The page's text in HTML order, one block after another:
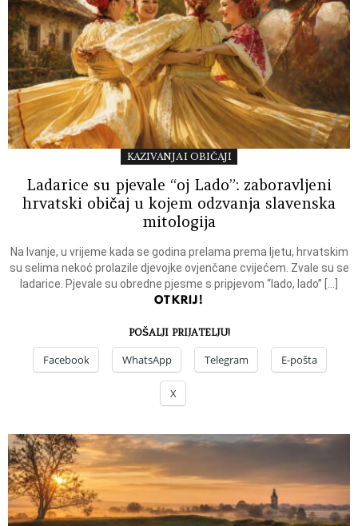
KAZIVANJA I OBIČAJI
Ladarice su pjevale “oj Lado”: zaboravljeni
hrvatski običaj u kojem odzvanja slavenska
mitologija
Na Ivanje, u vrijeme kada se godina prelama prema ljetu, hrvatskim
su selima nekoć prolazile djevojke ovjenčane cvijećem. Zvale su se
ladarice. Pjevale su obredne pjesme s pripjevom “lado, lado” […]
OTKRIJ!
POŠALJI PRIJATELJU!
Facebook WhatsApp Telegram E-pošta
X